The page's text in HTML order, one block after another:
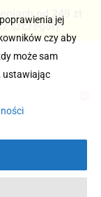
od 249 zł
szczegóły
jej
czy aby
może sam
ustawiając